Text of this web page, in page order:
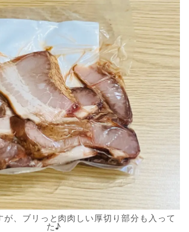
が、ブリっと肉肉しい厚切り部分も入って
た♪